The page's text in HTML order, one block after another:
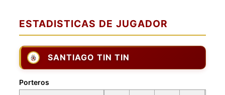
ESTADISTICAS DE JUGADOR
SANTIAGO TIN TIN
Porteros